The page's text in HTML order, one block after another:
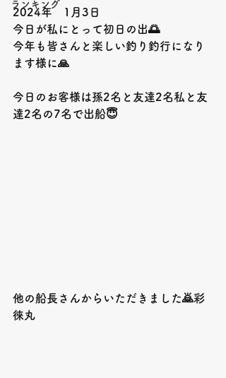
ランキング
2024年　1月3日
今日が私にとって初日の出🌅
今年も皆さんと楽しい釣り釣行になり
ます様に🙏
今日のお客様は孫2名と友達2名私と友
達2名の7名で出船😇
他の船長さんからいただきました🙇彩
徠丸